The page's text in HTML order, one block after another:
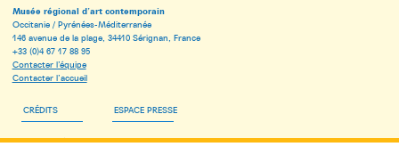
Musée régional d’art contemporain
Occitanie / Pyrénées-Méditerranée
146 avenue de la plage, 34410 Sérignan, France
+33 (0)4 67 17 88 95
Contacter l’équipe
Contacter l’accueil
CRÉDITS ESPACE PRESSE
ESPACE PÉDAGOGIQUE